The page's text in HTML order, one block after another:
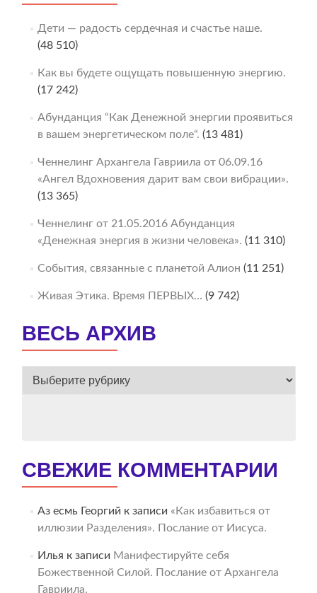
Дети — радость сердечная и счастье наше.
(48 510)
Как вы будете ощущать повышенную энергию.
(17 242)
Абунданция “Как Денежной энергии проявиться
в вашем энергетическом поле“. (13 481)
Ченнелинг Архангела Гавриила от 06.09.16
«Ангел Вдохновения дарит вам свои вибрации».
(13 365)
Ченнелинг от 21.05.2016 Абунданция
«Денежная энергия в жизни человека». (11 310)
События, связанные с планетой Алион (11 251)
Живая Этика. Время ПЕРВЫХ… (9 742)
ВЕСЬ АРХИВ
ВЕСЬ
СВЕЖИЕ КОММЕНТАРИИ
Аз есмь Георгий к записи «Как избавиться от
иллюзии Разделения». Послание от Иисуса.
Илья к записи Манифестируйте себя
Божественной Силой. Послание от Архангела
Гавриила.